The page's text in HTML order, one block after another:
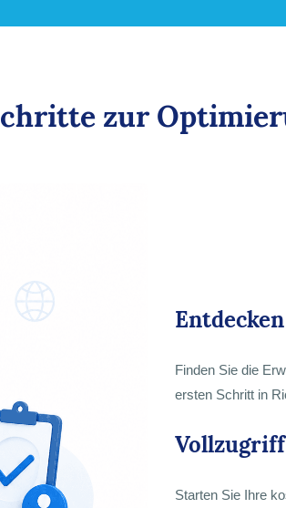
zur
Finden Sie die
ersten Schritt in
Starten Sie Ihre